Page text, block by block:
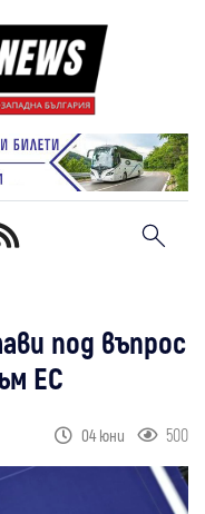
под въпрос
ЕС
04 юни 500